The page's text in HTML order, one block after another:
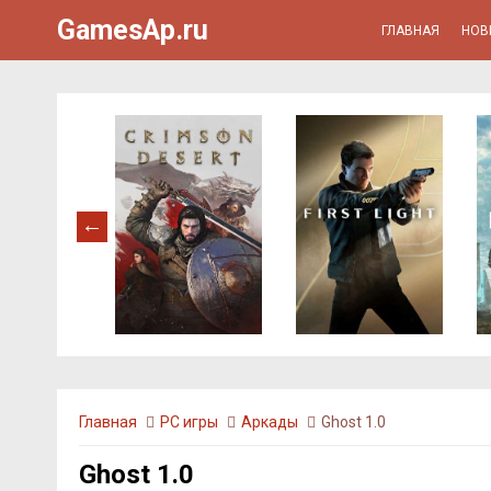
GamesAp.ru ГЛАВНАЯ
Главная PC игры Аркады Ghost 1.0
Ghost 1.0